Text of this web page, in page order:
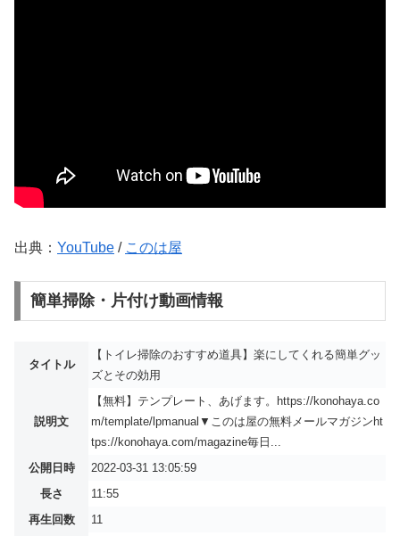
出典： YouTube / このは屋
簡単掃除・片付け動画情報
タイトル
【トイレ掃除のおすすめ道具】楽にしてくれる簡単グッ
ズとその効用
説明文
【無料】テンプレート、あげます。https://konohaya.co
m/template/lpmanual▼このは屋の無料メールマガジンht
tps://konohaya.com/magazine毎日...
公開日時
2022-03-31 13:05:59
長さ
11:55
再生回数
11